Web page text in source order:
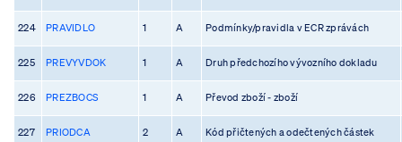
224 PRAVIDLO 1 A Podmínky/pravidla v ECR zprávách
225 PREVYVDOK 1 A Druh předchozího vývozního dokladu
226 PREZBOCS 1 A Převod zboží - zboží
227 PRIODCA 2 A Kód přičtených a odečtených částek